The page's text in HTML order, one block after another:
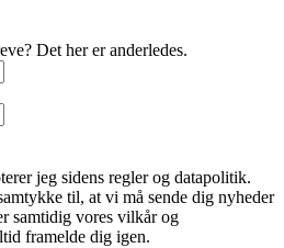
Det her er anderledes.
jeg sidens regler og datapolitik.
til, at vi må sende dig nyheder
samtidig vores vilkår og
framelde dig igen.